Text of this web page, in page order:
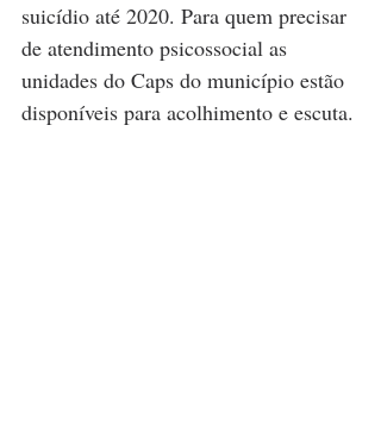
suicídio até 2020. Para quem precisar
de atendimento psicossocial as
unidades do Caps do município estão
disponíveis para acolhimento e escuta.